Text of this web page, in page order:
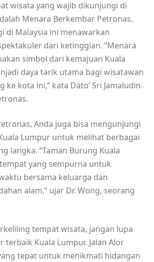
wisata yang wajib dikunjungi di
Menara Berkembar Petronas.
di Malaysia ini menawarkan
dari ketinggian. “Menara
simbol dari kemajuan Kuala
daya tarik utama bagi wisatawan
ke kota ini,” kata Dato’ Sri Jamaludin
Anda juga bisa mengunjungi
Lumpur untuk melihat berbagai
langka. “Taman Burung Kuala
yang sempurna untuk
bersama keluarga dan
alam,” ujar Dr. Wong, seorang
tempat wisata, jangan lupa
terbaik Kuala Lumpur. Jalan Alor
tepat untuk menikmati hidangan